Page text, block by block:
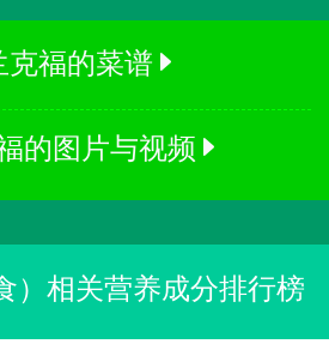
克福的菜谱
的图片与视频
）相关营养成分排行榜